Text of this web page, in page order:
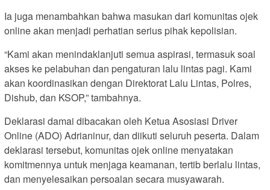
Ia juga menambahkan bahwa masukan dari komunitas ojek
online akan menjadi perhatian serius pihak kepolisian.
“Kami akan menindaklanjuti semua aspirasi, termasuk soal
akses ke pelabuhan dan pengaturan lalu lintas pagi. Kami
akan koordinasikan dengan Direktorat Lalu Lintas, Polres,
Dishub, dan KSOP,” tambahnya.
Deklarasi damai dibacakan oleh Ketua Asosiasi Driver
Online (ADO) Adrianinur, dan diikuti seluruh peserta. Dalam
deklarasi tersebut, komunitas ojek online menyatakan
komitmennya untuk menjaga keamanan, tertib berlalu lintas,
dan menyelesaikan persoalan secara musyawarah.